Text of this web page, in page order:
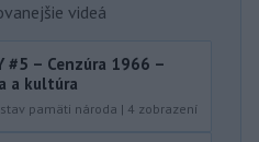
videá
#5 – Cenzúra 1966 –
a kultúra
pamäti národa | 4 zobrazení